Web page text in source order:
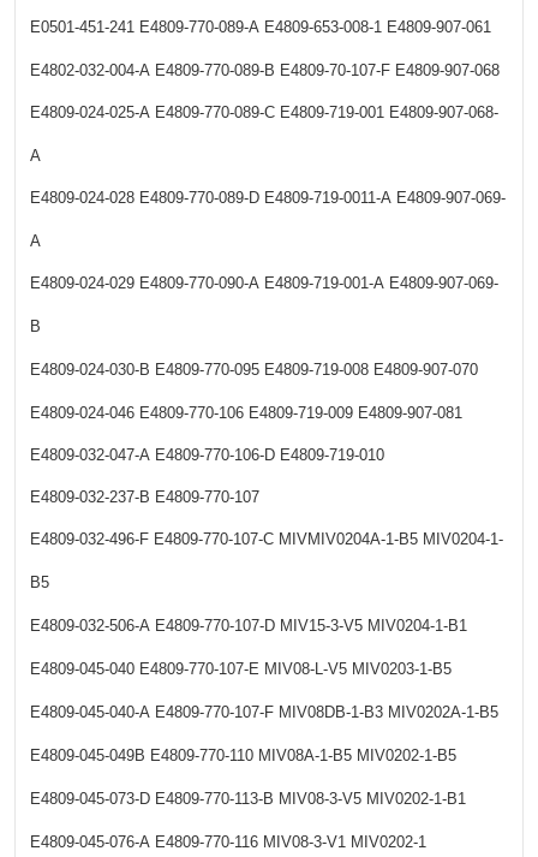
E0501-451-241 E4809-770-089-A E4809-653-008-1 E4809-907-061
E4802-032-004-A E4809-770-089-B E4809-70-107-F E4809-907-068
E4809-024-025-A E4809-770-089-C E4809-719-001 E4809-907-068-
A
E4809-024-028 E4809-770-089-D E4809-719-0011-A E4809-907-069-
A
E4809-024-029 E4809-770-090-A E4809-719-001-A E4809-907-069-
B
E4809-024-030-B E4809-770-095 E4809-719-008 E4809-907-070
E4809-024-046 E4809-770-106 E4809-719-009 E4809-907-081
E4809-032-047-A E4809-770-106-D E4809-719-010
E4809-032-237-B E4809-770-107
E4809-032-496-F E4809-770-107-C MIVMIV0204A-1-B5 MIV0204-1-
B5
E4809-032-506-A E4809-770-107-D MIV15-3-V5 MIV0204-1-B1
E4809-045-040 E4809-770-107-E MIV08-L-V5 MIV0203-1-B5
E4809-045-040-A E4809-770-107-F MIV08DB-1-B3 MIV0202A-1-B5
E4809-045-049B E4809-770-110 MIV08A-1-B5 MIV0202-1-B5
E4809-045-073-D E4809-770-113-B MIV08-3-V5 MIV0202-1-B1
E4809-045-076-A E4809-770-116 MIV08-3-V1 MIV0202-1